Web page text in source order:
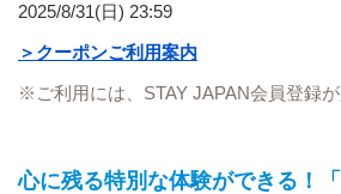
2025/8/31(日) 23:59
＞クーポンご利用案内
※ご利用には、STAY JAPAN会員登録が
心に残る特別な体験ができる！